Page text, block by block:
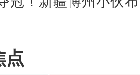
点
2026新疆国际旅行商大